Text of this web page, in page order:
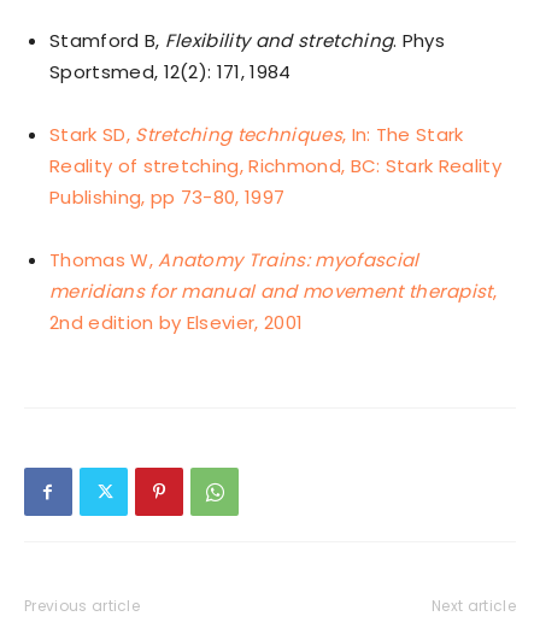
Stamford B, Flexibility and stretching. Phys
Sportsmed, 12(2): 171, 1984
Stark SD, Stretching techniques, In: The Stark
Reality of stretching, Richmond, BC: Stark Reality
Publishing, pp 73-80, 1997
Thomas W,Anatomy Trains: myofascial
meridians for manual and movement therapist,
2nd edition by Elsevier, 2001
Previous article Next article